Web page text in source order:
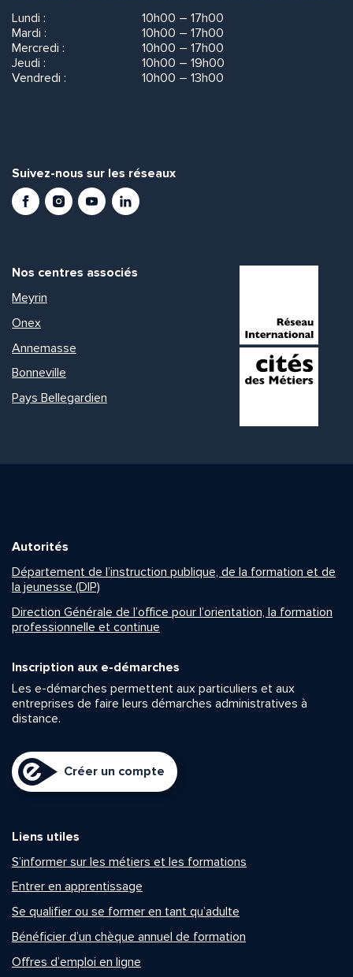
Lundi :
10h00 – 17h00
Mardi :
10h00 – 17h00
Mercredi :
10h00 – 17h00
Jeudi :
10h00 – 19h00
Vendredi :
10h00 – 13h00
Suivez-nous sur les réseaux
FacebookInstagramYoutubeLinkedIn
Nos centres associés
Meyrin
Onex
Annemasse
Bonneville
Pays Bellegardien
Autorités
Département de l’instruction publique, de la formation et de
la jeunesse (DIP)
Direction Générale de l’office pour l’orientation, la formation
professionnelle et continue
Inscription aux e-démarches
Les e-démarches permettent aux particuliers et aux
entreprises de faire leurs démarches administratives à
distance.
Créer un compte
Liens utiles
S’informer sur les métiers et les formations
Entrer en apprentissage
Se qualifier ou se former en tant qu’adulte
Bénéficier d’un chèque annuel de formation
Offres d’emploi en ligne